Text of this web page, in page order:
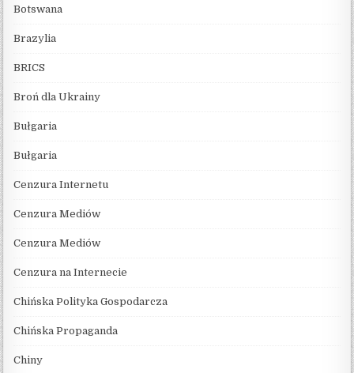
Botswana
Brazylia
BRICS
Broń dla Ukrainy
Bułgaria
Bułgaria
Cenzura Internetu
Cenzura Mediów
Cenzura Mediów
Cenzura na Internecie
Chińska Polityka Gospodarcza
Chińska Propaganda
Chiny